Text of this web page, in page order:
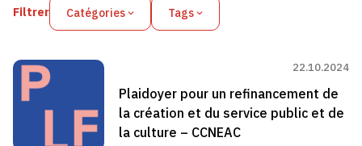
Filtrer Catégories Tags
22.10.2024
Plaidoyer pour un refinancement de
la création et du service public et de
la culture – CCNEAC